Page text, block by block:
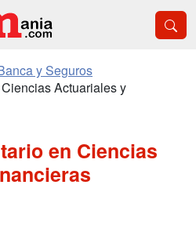
y Seguros
Actuariales y
en Ciencias